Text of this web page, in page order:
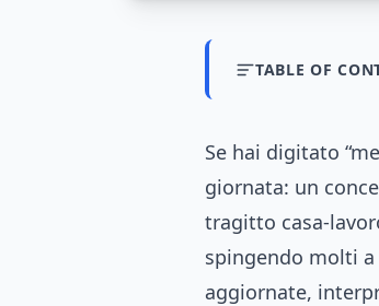
TABLE OF
Se hai digitato
giornata: un
tragitto casa-
spingendo molti
aggiornate,